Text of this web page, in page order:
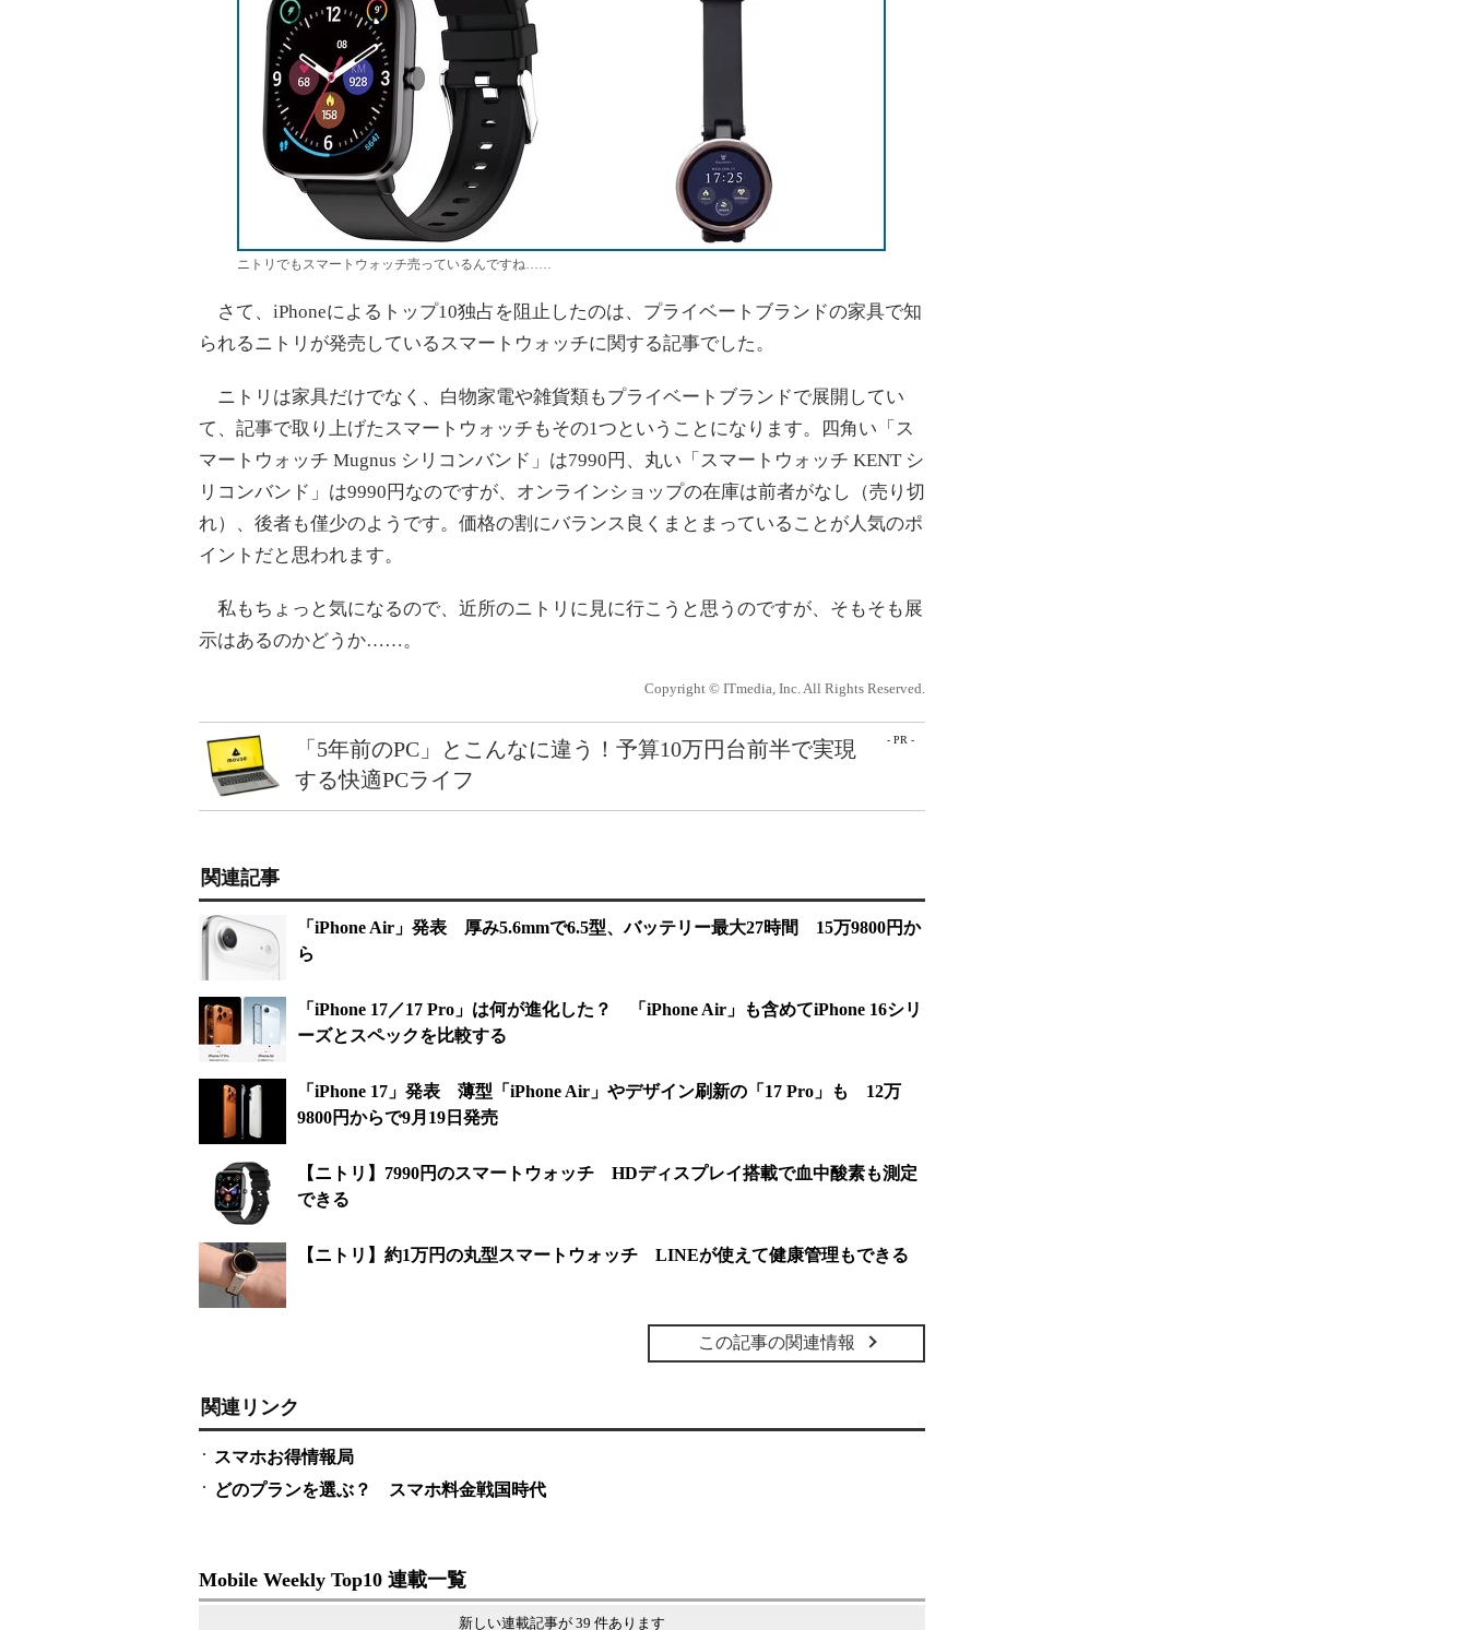
ニトリでもスマートウォッチ売っているんですね……
さて、iPhoneによるトップ10独占を阻止したのは、プライベートブランドの家具で知
られるニトリが発売しているスマートウォッチに関する記事でした。
ニトリは家具だけでなく、白物家電や雑貨類もプライベートブランドで展開してい
て、記事で取り上げたスマートウォッチもその1つということになります。四角い「ス
マートウォッチ Mugnus シリコンバンド」は7990円、丸い「スマートウォッチ KENT シ
リコンバンド」は9990円なのですが、オンラインショップの在庫は前者がなし（売り切
れ）、後者も僅少のようです。価格の割にバランス良くまとまっていることが人気のポ
イントだと思われます。
私もちょっと気になるので、近所のニトリに見に行こうと思うのですが、そもそも展
示はあるのかどうか……。
Copyright © ITmedia, Inc. All Rights Reserved.
- PR -
「5年前のPC」とこんなに違う！予算10万円台前半で実現
する快適PCライフ
関連記事
「iPhone Air」発表 厚み5.6mmで6.5型、バッテリー最大27時間 15万9800円か
ら
「iPhone 17／17 Pro」は何が進化した？ 「iPhone Air」も含めてiPhone 16シリ
ーズとスペックを比較する
「iPhone 17」発表 薄型「iPhone Air」やデザイン刷新の「17 Pro」も 12万
9800円からで9月19日発売
【ニトリ】7990円のスマートウォッチ HDディスプレイ搭載で血中酸素も測定
できる
【ニトリ】約1万円の丸型スマートウォッチ LINEが使えて健康管理もできる
この記事の関連情報
関連リンク
スマホお得情報局
どのプランを選ぶ？ スマホ料金戦国時代
Mobile Weekly Top10 連載一覧
新しい連載記事が 39 件あります